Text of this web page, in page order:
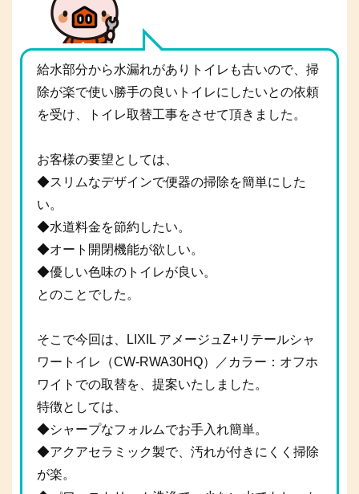
給水部分から水漏れがありトイレも古いので、掃
除が楽で使い勝手の良いトイレにしたいとの依頼
を受け、トイレ取替工事をさせて頂きました。
お客様の要望としては、
◆スリムなデザインで便器の掃除を簡単にした
い。
◆水道料金を節約したい。
◆オート開閉機能が欲しい。
◆優しい色味のトイレが良い。
とのことでした。
そこで今回は、LIXIL アメージュZ+リテールシャ
ワートイレ（CW-RWA30HQ）／カラー：オフホ
ワイトでの取替を、提案いたしました。
特徴としては、
◆シャープなフォルムでお手入れ簡単。
◆アクアセラミック製で、汚れが付きにくく掃除
が楽。